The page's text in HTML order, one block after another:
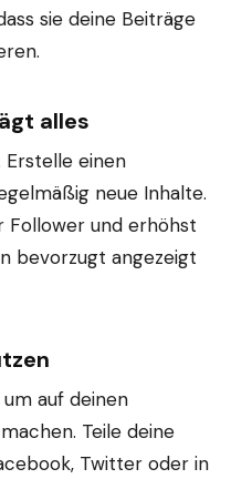
sie deine Beiträge
alles
Erstelle einen
neue Inhalte.
Follower und erhöhst
bevorzugt angezeigt
auf deinen
Teile deine
Twitter oder in